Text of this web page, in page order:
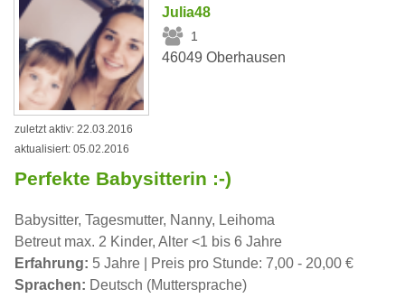
Julia48
1
46049 Oberhausen
zuletzt aktiv: 22.03.2016
aktualisiert: 05.02.2016
Perfekte Babysitterin :-)
Babysitter, Tagesmutter, Nanny, Leihoma
Betreut max. 2 Kinder, Alter <1 bis 6 Jahre
Erfahrung: 5 Jahre | Preis pro Stunde: 7,00 - 20,00 €
Sprachen: Deutsch (Muttersprache)